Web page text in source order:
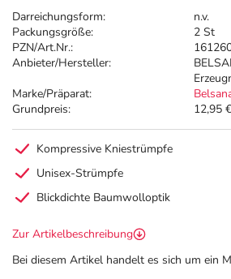
Darreichungsform:
n.v.
Packungsgröße:
2 St
PZN/Art.Nr.:
Anbieter/Hersteller:
Marke/Präparat:
Grundpreis:
12,95
Kompressive Kniestrümpfe
Unisex-Strümpfe
Blickdichte Baumwolloptik
Zur Artikelbeschreibung
Bei diesem Artikel handelt es sich um ein